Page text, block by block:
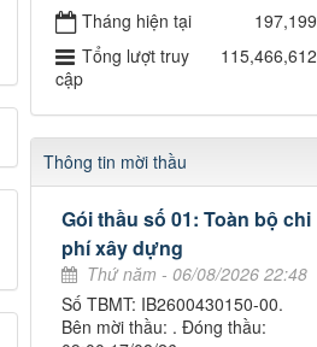
Tháng hiện tại
197,199
Tổng lượt truy
cập
115,466,612
Thông tin mời thầu
Gói thầu số 01: Toàn bộ chi
phí xây dựng
Thứ năm - 06/08/2026 22:48
Số TBMT: IB2600430150-00.
Bên mời thầu: . Đóng thầu: